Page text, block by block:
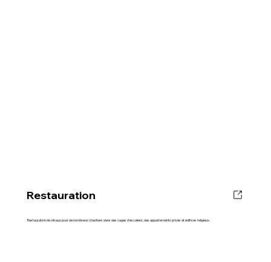
Restauration
Restauration de vitraux pour de nombreux chantiers dans des cages d’escaliers, des appartements privés et édifices religieux.